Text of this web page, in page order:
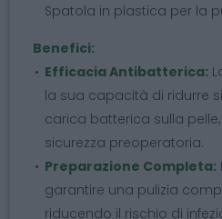
Spatola in plastica per la
Benefici:
Efficacia Antibatterica:
la sua capacità di ridurre
carica batterica sulla
sicurezza preoperatoria.
Preparazione Completa:
garantire una pulizia
riducendo il rischio di